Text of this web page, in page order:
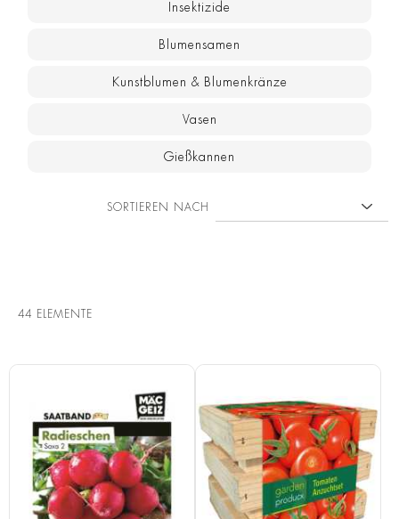
Insektizide
Blumensamen
Kunstblumen & Blumenkränze
Vasen
Gießkannen
44 ELEMENTE
SORTIEREN NACH